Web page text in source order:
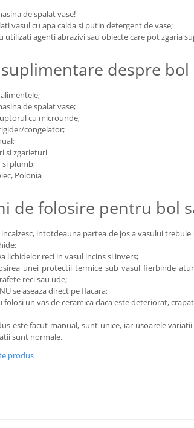
de spalat vase!
vasul cu apa calda si putin detergent de vase;
utilizati agenti abrazivi sau obiecte care pot zgaria
despre bol
de spalat vase;
cu microunde;
congelator;
si zgarieturi
si plumb;
Polonia
de folosire pentru bol
incalzesc, intotdeauna partea de jos a vasului
lichidelor reci in vasul incins si invers;
unei protectii termice sub vasul fierbinde
reci sau ude;
se aseaza direct pe flacara;
folosi un vas de ceramica daca este deteriorat,
este facut manual, sunt unice, iar usoarele
sunt normale.
produs